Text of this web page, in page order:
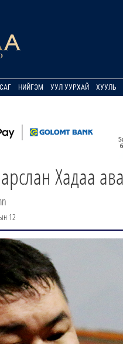
НИЙГЭМ УУЛ УУРХАЙ ХУУЛЬ
Хадаа
12